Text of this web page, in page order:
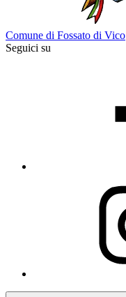
Comune di Fossato di Vico
Seguici su